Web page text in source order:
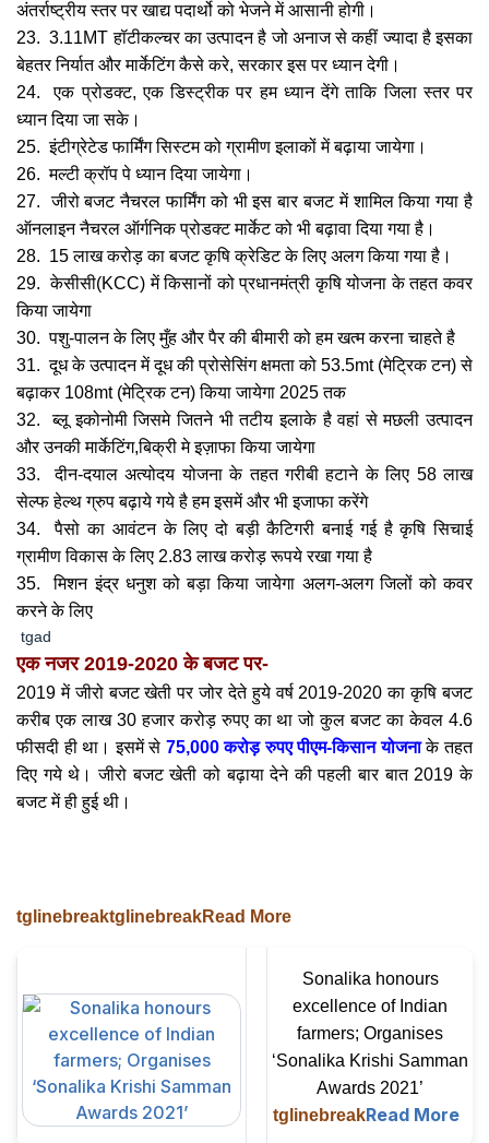
अंतर्राष्ट्रीय स्तर पर खाद्य पदार्थो को भेजने में आसानी होगी।
23. 3.11MT हॉटीकल्चर का उत्पादन है जो अनाज से कहीं ज्यादा है इसका
बेहतर निर्यात और मार्केटिंग कैसे करे, सरकार इस पर ध्यान देगी।
24. एक प्रोडक्ट, एक डिस्ट्रीक पर हम ध्यान देंगे ताकि जिला स्तर पर
ध्यान दिया जा सके।
25. इंटीग्रेटेड फार्मिंग सिस्टम को ग्रामीण इलाकों में बढ़ाया जायेगा।
26. मल्टी क्रॉप पे ध्यान दिया जायेगा।
27. जीरो बजट नैचरल फार्मिंग को भी इस बार बजट में शामिल किया गया है
ऑनलाइन नैचरल ऑर्गनिक प्रोडक्ट मार्केट को भी बढ़ावा दिया गया है।
28. 15 लाख करोड़ का बजट कृषि क्रेडिट के लिए अलग किया गया है।
29. केसीसी(KCC) में किसानों को प्रधानमंत्री कृषि योजना के तहत कवर
किया जायेगा
30. पशु-पालन के लिए मुँह और पैर की बीमारी को हम खत्म करना चाहते है
31. दूध के उत्पादन में दूध की प्रोसेसिंग क्षमता को 53.5mt (मेट्रिक टन) से
बढ़ाकर 108mt (मेट्रिक टन) किया जायेगा 2025 तक
32. ब्लू इकोनोमी जिसमे जितने भी तटीय इलाके है वहां से मछली उत्पादन
और उनकी मार्केटिंग,बिक्री मे इज़ाफा किया जायेगा
33. दीन-दयाल अत्योदय योजना के तहत गरीबी हटाने के लिए 58 लाख
सेल्फ हेल्थ ग्रुप बढ़ाये गये है हम इसमें और भी इजाफा करेंगे
34. पैसो का आवंटन के लिए दो बड़ी कैटिगरी बनाई गई है कृषि सिचाई
ग्रामीण विकास के लिए 2.83 लाख करोड़ रूपये रखा गया है
35. मिशन इंद्र धनुश को बड़ा किया जायेगा अलग-अलग जिलों को कवर
करने के लिए
tgad
एक नजर 2019-2020 के बजट पर-
2019 में जीरो बजट खेती पर जोर देते हुये वर्ष 2019-2020 का कृषि बजट
करीब एक लाख 30 हजार करोड़ रुपए का था जो कुल बजट का केवल 4.6
फीसदी ही था। इसमें से 75,000 करोड़ रुपए पीएम-किसान योजनाके तहत
दिए गये थे। जीरो बजट खेती को बढ़ाया देने की पहली बार बात 2019 के
बजट में ही हुई थी।
tglinebreaktglinebreakRead More
Sonalika honours
excellence of Indian
farmers; Organises
‘Sonalika Krishi Samman
Awards 2021’
tglinebreakRead More